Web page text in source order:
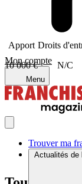
Mon compte
Menu
Trouver ma
Actualités de
Apport
10 000 €
Droits
N/C